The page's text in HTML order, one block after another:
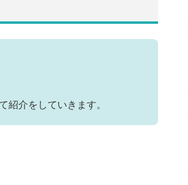
紹介をしていきます。